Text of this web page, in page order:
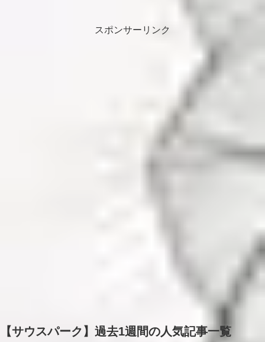
スポンサーリンク
【サウスパーク】過去1週間の人気記事一覧